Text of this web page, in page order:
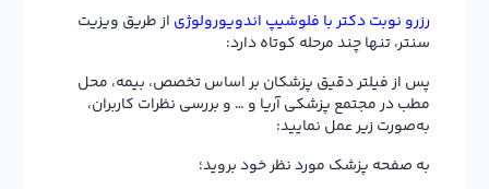
رزرو نوبت دکتر با فلوشیپ اندویورولوژی از طریق ویزیت
سنتر، تنها چند مرحله کوتاه دارد:
پس از فیلتر دقیق پزشکان بر اساس تخصص، بیمه، محل
مطب در مجتمع پزشکی آریا و … و بررسی نظرات کاربران،
به‌صورت زیر عمل نمایید:
به صفحه پزشک مورد نظر خود بروید؛